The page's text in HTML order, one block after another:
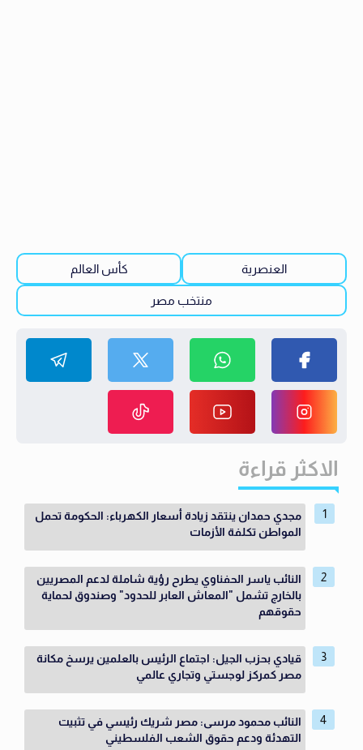
العنصرية كأس العالم
منتخب مصر
الاكثر قراءة
مجدي حمدان ينتقد زيادة أسعار الكهرباء: الحكومة تحمل
المواطن تكلفة الأزمات
النائب ياسر الحفناوي يطرح رؤية شاملة لدعم المصريين
بالخارج تشمل "المعاش العابر للحدود" وصندوق لحماية
حقوقهم
قيادي بحزب الجيل: اجتماع الرئيس بالعلمين يرسخ مكانة
مصر كمركز لوجستي وتجاري عالمي
النائب محمود مرسى: مصر شريك رئيسي في تثبيت
التهدئة ودعم حقوق الشعب الفلسطيني